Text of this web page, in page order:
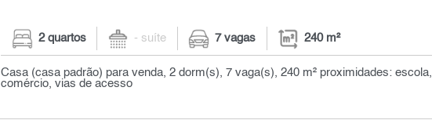
2 quartos - suíte 7 vagas 240 m²
Casa (casa padrão) para venda, 2 dorm(s), 7 vaga(s), 240 m² proximidades: escola,
comércio, vias de acesso